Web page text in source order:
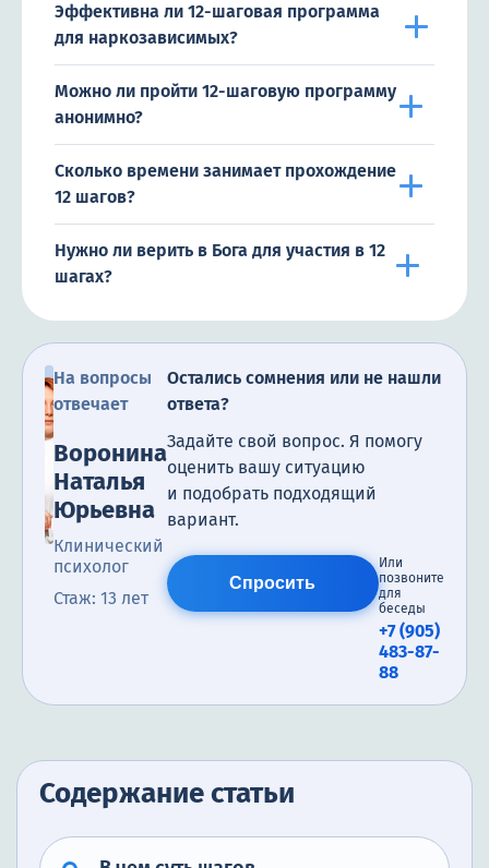
Эффективна ли 12-шаговая программа
для наркозависимых?
Можно ли пройти 12-шаговую программу
анонимно?
Сколько времени занимает прохождение
12 шагов?
Нужно ли верить в Бога для участия в 12
шагах?
На вопросы
отвечает
Воронина
Наталья
Юрьевна
Клинический
психолог
Стаж: 13 лет
Остались сомнения или не нашли
ответа?
Задайте свой вопрос. Я помогу
оценить вашу ситуацию
и подобрать подходящий
вариант.
Спросить
Или
позвоните
для
беседы
+7 (905)
483-87-
88
Содержание статьи